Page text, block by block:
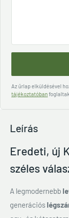
Az űrlap elküldésével
tájékoztatóban
Leírás
Eredeti, új
széles
A legmodernebb
generációs